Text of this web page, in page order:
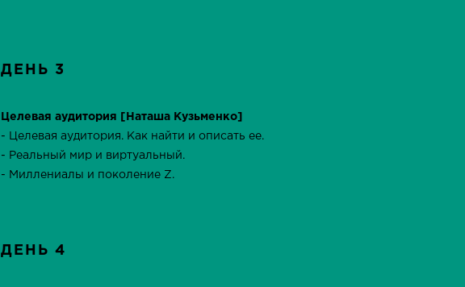
ДЕНЬ 3
Целевая аудитория [Наташа Кузьменко]
- Целевая аудитория. Как найти и описать ее.
- Реальный мир и виртуальный.
- Миллениалы и поколение Z.
ДЕНЬ 4